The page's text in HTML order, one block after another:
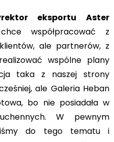
eksportu Aster
współpracować z
ale partnerów, z
wspólne plany
taka z naszej strony
ale Galeria Heban
bo nie posiadała w
W pewnym
do tego tematu i